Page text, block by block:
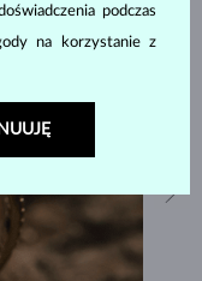
podczas
na korzystanie z